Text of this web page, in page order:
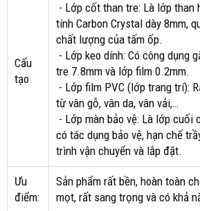
Cấu
tạo
- Lớp cốt than tre: Là lớp than
tính Carbon Crystal dày 8mm,
chất lượng của tấm ốp.
- Lớp keo dính: Có công dụng
tre 7.8mm và lớp film 0.2mm.
- Lớp film PVC (lớp trang trí):
từ vân gỗ, vân da, vân vải,…
- Lớp màn bảo vệ: Là lớp cuối
có tác dụng bảo vệ, hạn chế
trình vận chuyển và lắp đặt.
Ưu
điểm:
Sản phẩm rất bền, hoàn toàn
mọt, rất sang trọng và có khả